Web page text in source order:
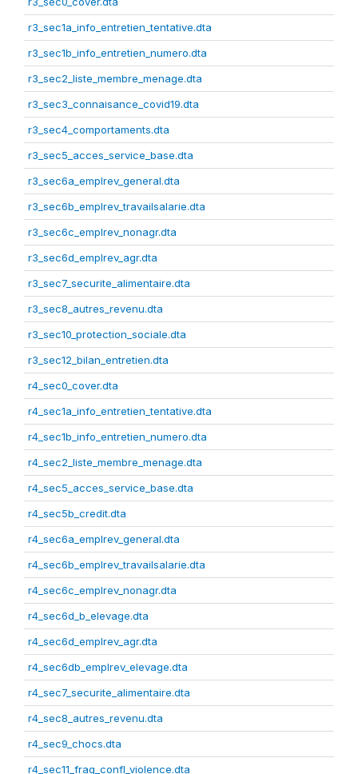
r3_sec1a_info_entretien_tentative.dta
r3_sec1b_info_entretien_numero.dta
r3_sec2_liste_membre_menage.dta
r3_sec3_connaisance_covid19.dta
r3_sec4_comportaments.dta
r3_sec5_acces_service_base.dta
r3_sec6a_emplrev_general.dta
r3_sec6b_emplrev_travailsalarie.dta
r3_sec6c_emplrev_nonagr.dta
r3_sec6d_emplrev_agr.dta
r3_sec7_securite_alimentaire.dta
r3_sec8_autres_revenu.dta
r3_sec10_protection_sociale.dta
r3_sec12_bilan_entretien.dta
r4_sec0_cover.dta
r4_sec1a_info_entretien_tentative.dta
r4_sec1b_info_entretien_numero.dta
r4_sec2_liste_membre_menage.dta
r4_sec5_acces_service_base.dta
r4_sec5b_credit.dta
r4_sec6a_emplrev_general.dta
r4_sec6b_emplrev_travailsalarie.dta
r4_sec6c_emplrev_nonagr.dta
r4_sec6d_b_elevage.dta
r4_sec6d_emplrev_agr.dta
r4_sec6db_emplrev_elevage.dta
r4_sec7_securite_alimentaire.dta
r4_sec8_autres_revenu.dta
r4_sec9_chocs.dta
r4_sec11_frag_confl_violence.dta